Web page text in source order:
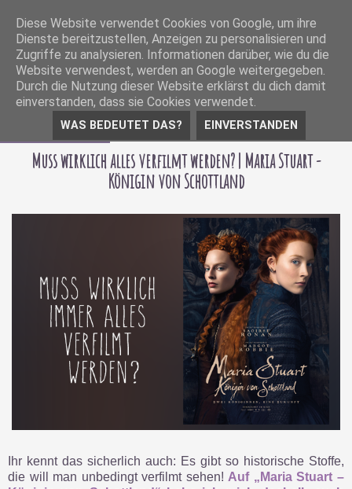
Muss wirklich alles verfilmt werden? | Maria Stuart -
Königin von Schottland
Ihr kennt das sicherlich auch: Es gibt so historische Stoffe,
die will man unbedingt verfilmt sehen! Auf „Maria Stuart –
Diese Website verwendet Cookies von Google, um ihre
Dienste bereitzustellen, Anzeigen zu personalisieren und
Zugriffe zu analysieren. Informationen darüber, wie du die
Website verwendest, werden an Google weitergegeben.
Durch die Nutzung dieser Website erklärst du dich damit
einverstanden, dass sie Cookies verwendet.
WAS BEDEUTET DAS? EINVERSTANDEN